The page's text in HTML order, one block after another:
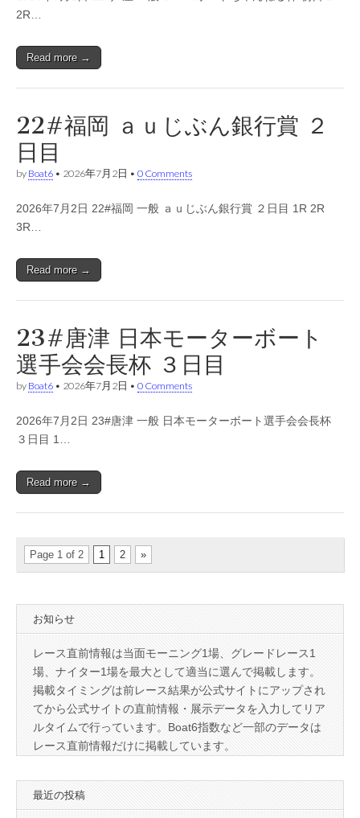
2R…
Read more →
22#福岡 ａｕじぶん銀行賞 ２
日目
by Boat6 • 2026年7月2日 • 0 Comments
2026年7月2日 22#福岡 一般 ａｕじぶん銀行賞 ２日目 1R 2R
3R…
Read more →
23#唐津 日本モーターボート
選手会会長杯 ３日目
by Boat6 • 2026年7月2日 • 0 Comments
2026年7月2日 23#唐津 一般 日本モーターボート選手会会長杯
３日目 1…
Read more →
Page 1 of 2 1 2 »
お知らせ
レース直前情報は当面モーニング1場、グレードレース1
場、ナイター1場を最大として適当に選んで掲載します。
掲載タイミングは前レース結果が公式サイトにアップされ
てから公式サイトの直前情報・展示データを入力してリア
ルタイムで行っています。Boat6指数など一部のデータは
レース直前情報だけに掲載しています。
最近の投稿